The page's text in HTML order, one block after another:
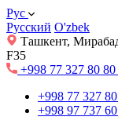
Рус
Русский O'zbek
Ташкент,
F35
+998 77 327 80 80
+998 77 327
+998 97 737